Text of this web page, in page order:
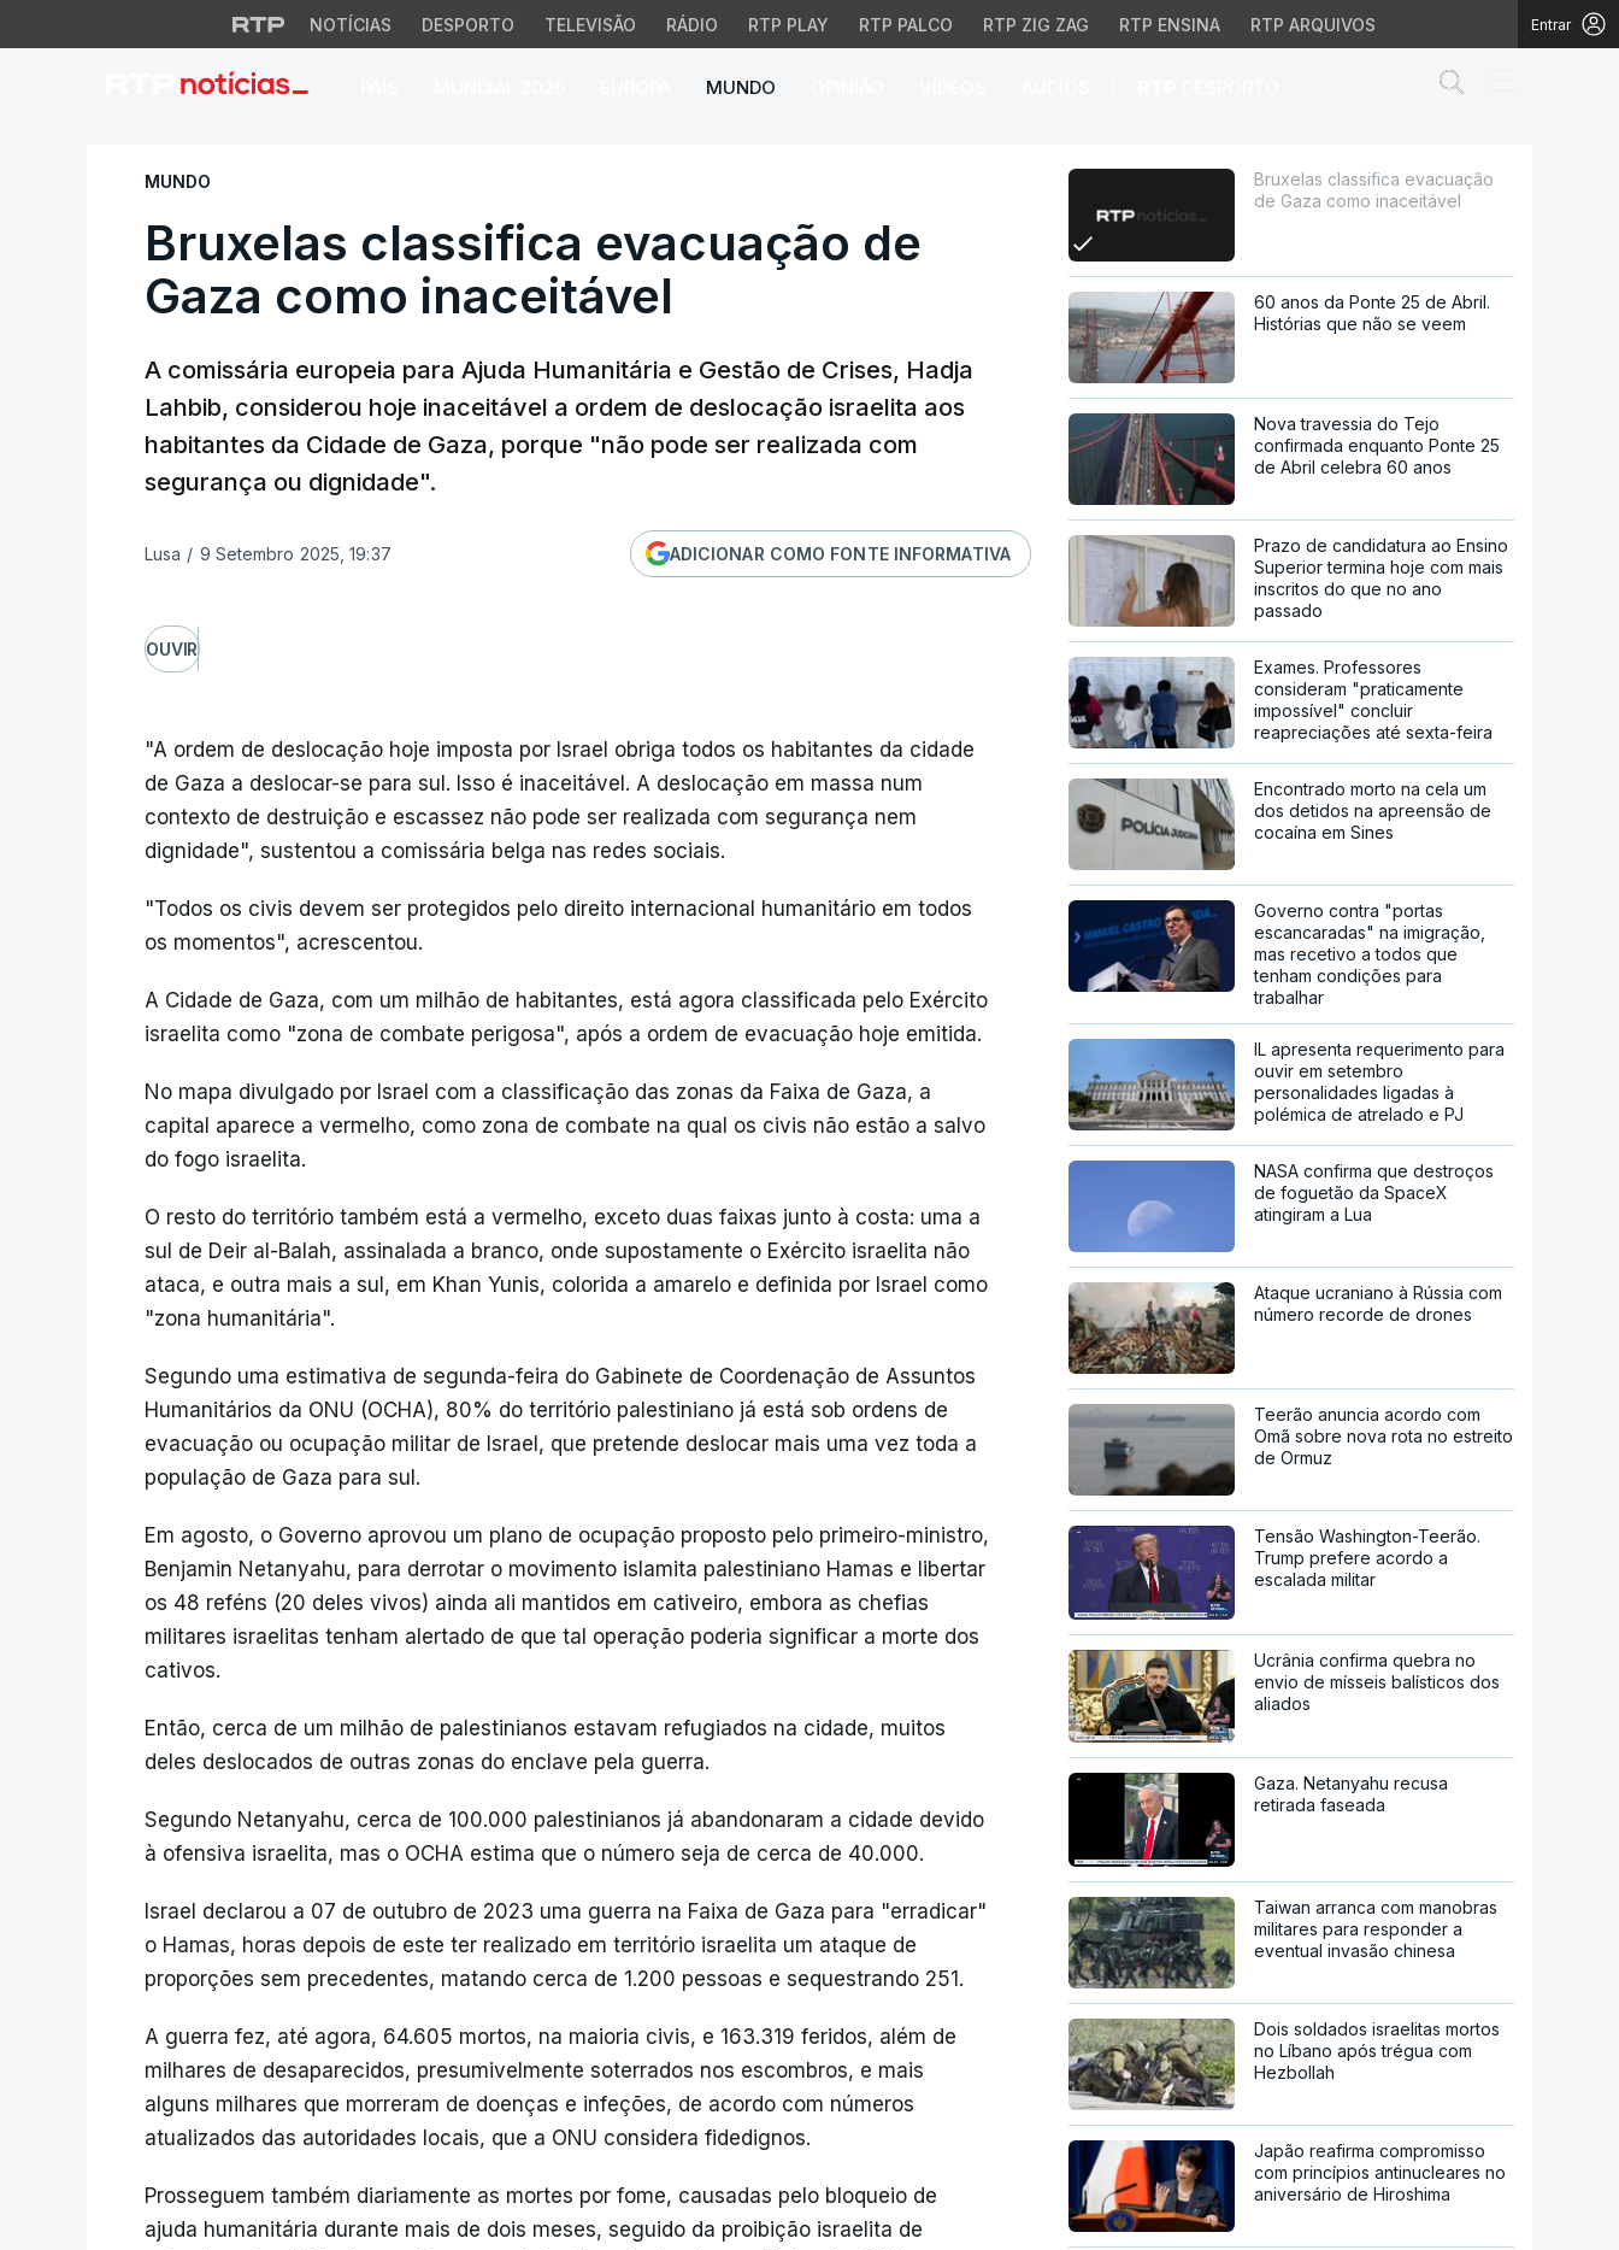
NOTÍCIAS DESPORTO TELEVISÃO RÁDIO RTP PLAY RTP PALCO RTP ZIG ZAG RTP ENSINA RTP ARQUIVOS Entrar
MUNDO
Bruxelas classifica evacuação de Gaza como inaceitável
MUNDO
Bruxelas classifica evacuação de
Gaza como inaceitável
A comissária europeia para Ajuda Humanitária e Gestão de Crises, Hadja
Lahbib, considerou hoje inaceitável a ordem de deslocação israelita aos
habitantes da Cidade de Gaza, porque "não pode ser realizada com
segurança ou dignidade".
Lusa / 9 Setembro 2025, 19:37 ADICIONAR COMO FONTE INFORMATIVA
OUVIR
"A ordem de deslocação hoje imposta por Israel obriga todos os habitantes da cidade
de Gaza a deslocar-se para sul. Isso é inaceitável. A deslocação em massa num
contexto de destruição e escassez não pode ser realizada com segurança nem
dignidade", sustentou a comissária belga nas redes sociais.
"Todos os civis devem ser protegidos pelo direito internacional humanitário em todos
os momentos", acrescentou.
A Cidade de Gaza, com um milhão de habitantes, está agora classificada pelo Exército
israelita como "zona de combate perigosa", após a ordem de evacuação hoje emitida.
No mapa divulgado por Israel com a classificação das zonas da Faixa de Gaza, a
capital aparece a vermelho, como zona de combate na qual os civis não estão a salvo
do fogo israelita.
O resto do território também está a vermelho, exceto duas faixas junto à costa: uma a
sul de Deir al-Balah, assinalada a branco, onde supostamente o Exército israelita não
ataca, e outra mais a sul, em Khan Yunis, colorida a amarelo e definida por Israel como
"zona humanitária".
Segundo uma estimativa de segunda-feira do Gabinete de Coordenação de Assuntos
Humanitários da ONU (OCHA), 80% do território palestiniano já está sob ordens de
evacuação ou ocupação militar de Israel, que pretende deslocar mais uma vez toda a
população de Gaza para sul.
Em agosto, o Governo aprovou um plano de ocupação proposto pelo primeiro-ministro,
Benjamin Netanyahu, para derrotar o movimento islamita palestiniano Hamas e libertar
os 48 reféns (20 deles vivos) ainda ali mantidos em cativeiro, embora as chefias
militares israelitas tenham alertado de que tal operação poderia significar a morte dos
cativos.
Então, cerca de um milhão de palestinianos estavam refugiados na cidade, muitos
deles deslocados de outras zonas do enclave pela guerra.
Segundo Netanyahu, cerca de 100.000 palestinianos já abandonaram a cidade devido
à ofensiva israelita, mas o OCHA estima que o número seja de cerca de 40.000.
Israel declarou a 07 de outubro de 2023 uma guerra na Faixa de Gaza para "erradicar"
o Hamas, horas depois de este ter realizado em território israelita um ataque de
proporções sem precedentes, matando cerca de 1.200 pessoas e sequestrando 251.
A guerra fez, até agora, 64.605 mortos, na maioria civis, e 163.319 feridos, além de
milhares de desaparecidos, presumivelmente soterrados nos escombros, e mais
alguns milhares que morreram de doenças e infeções, de acordo com números
atualizados das autoridades locais, que a ONU considera fidedignos.
Prosseguem também diariamente as mortes por fome, causadas pelo bloqueio de
ajuda humanitária durante mais de dois meses, seguido da proibição israelita de
Bruxelas classifica evacuação
de Gaza como inaceitável
60 anos da Ponte 25 de Abril.
Histórias que não se veem
Nova travessia do Tejo
confirmada enquanto Ponte 25
de Abril celebra 60 anos
Prazo de candidatura ao Ensino
Superior termina hoje com mais
inscritos do que no ano
passado
Exames. Professores
consideram "praticamente
impossível" concluir
reapreciações até sexta-feira
Encontrado morto na cela um
dos detidos na apreensão de
cocaína em Sines
Governo contra "portas
escancaradas" na imigração,
mas recetivo a todos que
tenham condições para
trabalhar
IL apresenta requerimento para
ouvir em setembro
personalidades ligadas à
polémica de atrelado e PJ
NASA confirma que destroços
de foguetão da SpaceX
atingiram a Lua
Ataque ucraniano à Rússia com
número recorde de drones
Teerão anuncia acordo com
Omã sobre nova rota no estreito
de Ormuz
Tensão Washington-Teerão.
Trump prefere acordo a
escalada militar
Ucrânia confirma quebra no
envio de mísseis balísticos dos
aliados
Gaza. Netanyahu recusa
retirada faseada
Taiwan arranca com manobras
militares para responder a
eventual invasão chinesa
Dois soldados israelitas mortos
no Líbano após trégua com
Hezbollah
Japão reafirma compromisso
com princípios antinucleares no
aniversário de Hiroshima